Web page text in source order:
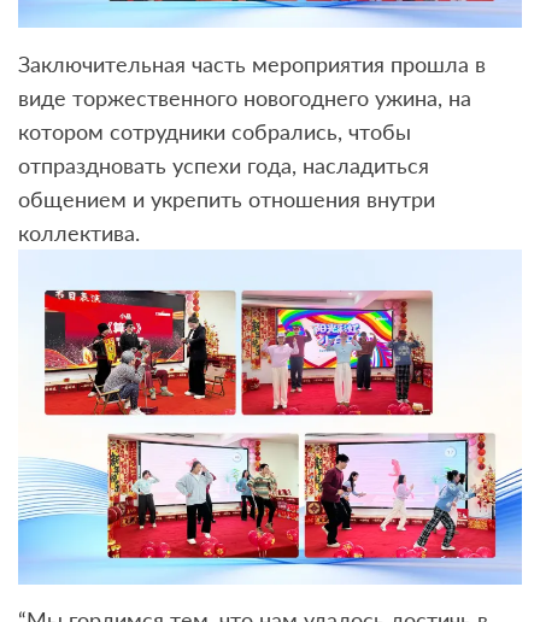
Заключительная часть мероприятия прошла в
виде торжественного новогоднего ужина, на
котором сотрудники собрались, чтобы
отпраздновать успехи года, насладиться
общением и укрепить отношения внутри
коллектива.